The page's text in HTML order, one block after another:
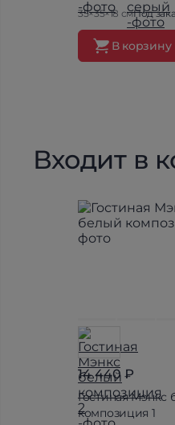
35×35×18 смПод
В корзину
Входит в
14 440 ₽
Гостиная Мэнкс
композиция 1